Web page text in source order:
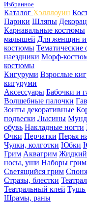
Избранное
Каталог Хэлллоуин
Парики Шляпы
Карнавальные костюмы
малышей Для женщин и
костюмы Тематические
наездники Морф-
костюмы
Кигуруми Взрослые
кигуруми
Аксессуары Бабочки и
Волшебные палочки
Зонты декоративные
подвески Лысины
обувь Накладные ногти
Очки Перчатки Перья
Чулки, колготки Юбки
Грим Аквагрим Жидкий
носы, уши Наборы
Светящийся грим
Стразы, блестки
Театральный клей Тушь
Шрамы, раны